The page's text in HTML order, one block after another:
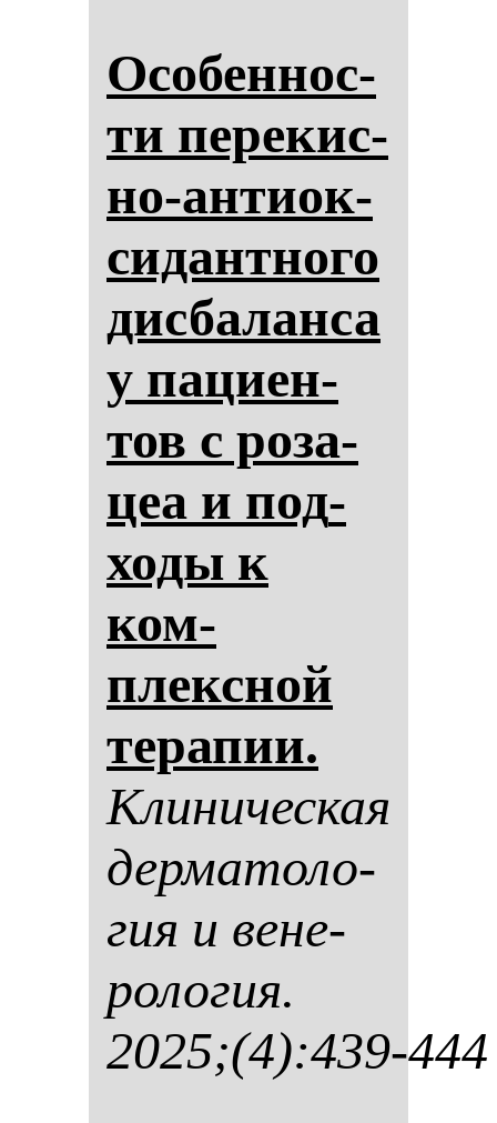
Осо­бен­нос­
ти пе­ре­кис­
но-ан­ти­ок­
си­дан­тно­го
дис­ба­лан­са
у па­ци­ен­
тов с ро­за­
цеа и под­
хо­ды к
ком­
плексной
те­ра­пии.
Кли­ни­чес­кая
дер­ма­то­ло­
гия и ве­не­
ро­ло­гия.
2025;(4):439-444